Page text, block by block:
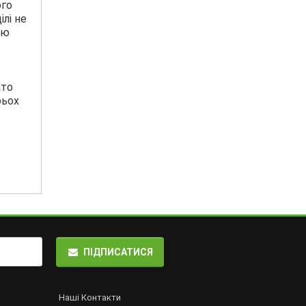
не
ПІДПИСАТИСЯ
Наші Контакти